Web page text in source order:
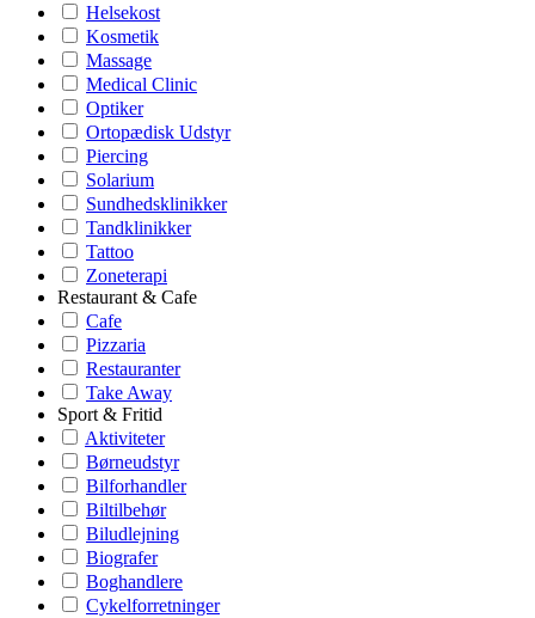
Helsekost
Kosmetik
Massage
Medical Clinic
Optiker
Ortopædisk Udstyr
Piercing
Solarium
Sundhedsklinikker
Tandklinikker
Tattoo
Zoneterapi
Restaurant & Cafe
Cafe
Pizzaria
Restauranter
Take Away
Sport & Fritid
Aktiviteter
Børneudstyr
Bilforhandler
Biltilbehør
Biludlejning
Biografer
Boghandlere
Cykelforretninger